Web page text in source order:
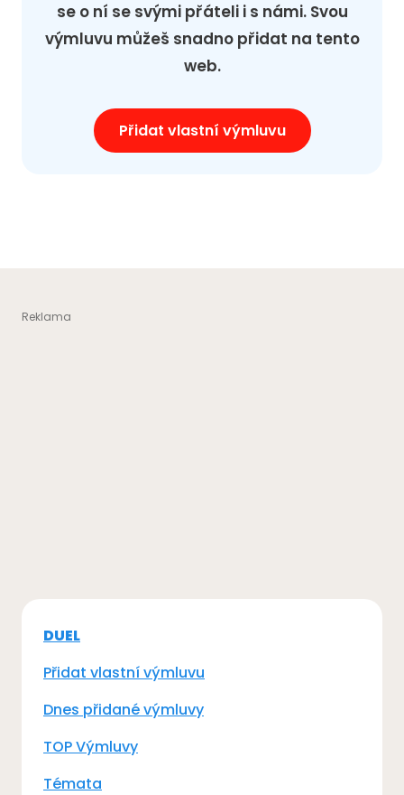
se o ní se svými přáteli i s námi. Svou
výmluvu můžeš snadno přidat na tento
web.
Přidat vlastní výmluvu
DUEL
Přidat vlastní výmluvu
Dnes přidané výmluvy
TOP Výmluvy
Témata